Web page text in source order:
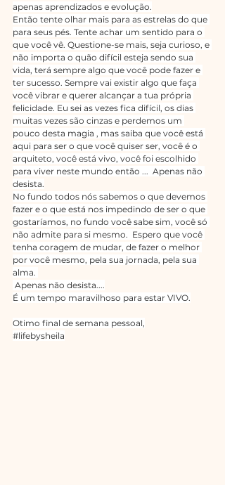
apenas aprendizados e evolução.
Então tente olhar mais para as estrelas do que
para seus pés. Tente achar um sentido para o
que você vê. Questione-se mais, seja curioso, e
não importa o quão difícil esteja sendo sua
vida, terá sempre algo que você pode fazer e
ter sucesso. Sempre vai existir algo que faça
você vibrar e querer alcançar a tua própria
felicidade. Eu sei as vezes fica difícil, os dias
muitas vezes são cinzas e perdemos um
pouco desta magia , mas saiba que você está
aqui para ser o que você quiser ser, você é o
arquiteto, você está vivo, você foi escolhido
para viver neste mundo então ...  Apenas não
desista.
No fundo todos nós sabemos o que devemos
fazer e o que está nos impedindo de ser o que
gostaríamos, no fundo você sabe sim, você só
não admite para si mesmo.  Espero que você
tenha coragem de mudar, de fazer o melhor
por você mesmo, pela sua jornada, pela sua
alma.
Apenas não desista....
É um tempo maravilhoso para estar VIVO.
Otimo final de semana pessoal,
#lifebysheila